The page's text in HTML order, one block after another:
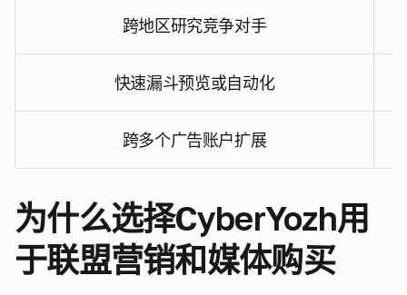
跨地区研究竞争对手
快速漏斗预览或自动化
跨多个广告账户扩展
为什么选择CyberYozh用
于联盟营销和媒体购买